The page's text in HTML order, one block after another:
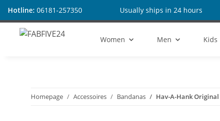
Hotline: 06181-257350 Usually ships in 24 hours
Women Men Kids
Homepage Accessoires Bandanas Hav-A-Hank